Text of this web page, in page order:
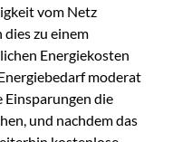
vom Netz
zu einem
Energiekosten
moderat
Einsparungen die
und nachdem das